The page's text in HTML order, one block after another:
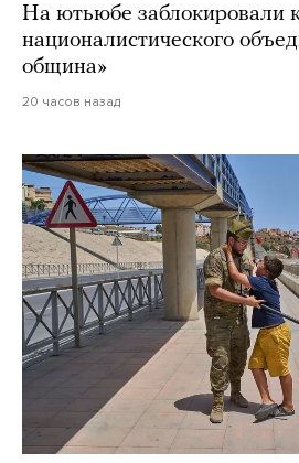
На ютьюбе заблокировали
националистического
община»
20 часов назад